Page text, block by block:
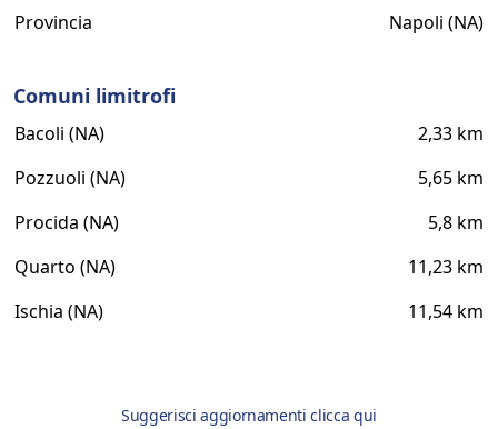
Provincia
Napoli (NA)
Comuni limitrofi
Bacoli (NA)
2,33 km
Pozzuoli (NA)
5,65 km
Procida (NA)
5,8 km
Quarto (NA)
11,23 km
Ischia (NA)
11,54 km
Suggerisci aggiornamenti clicca qui